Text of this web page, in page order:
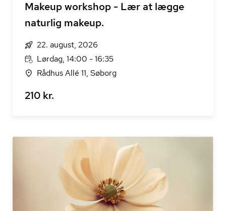
Makeup workshop - Lær at lægge
naturlig makeup.
22. august, 2026
Lørdag, 14:00 - 16:35
Rådhus Allé 11, Søborg
210 kr.